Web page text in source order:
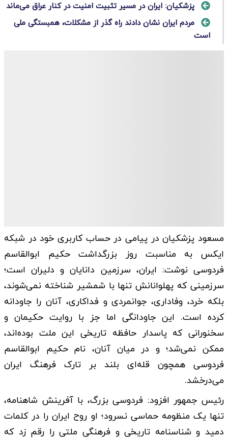
پزشکیان: ایران در مسیر تثبیت امنیت در کنار عراق می‌ماند
مردم ایران نشان دادند راه گذر از مشکلات، همبستگی ملی
است
مسعود پزشکیان در پیامی در حساب کاربری خود در شبکه
ایکس به مناسبت روز بزرگداشت حکیم ابوالقاسم
فردوسی نوشت: ایران، سرزمین دانایان و دلیران است؛
سرزمینی که پهلوانانش تنها با شمشیر شناخته نمی‌شوند،
بلکه خرد، وفاداری، جوانمردی و فداکاری، آنان را جاودانه
کرده است. این جاودانگی اما جز با روایت حکیمان و
سخنورانی که پاسدار حافظه تاریخی این ملت بوده‌اند،
ممکن نمی‌شد؛ و در میان آنان، نام حکیم ابوالقاسم
فردوسی همچون قله‌ای بلند بر تارک فرهنگ ایران
می‌درخشد.
رئیس جمهور افزود: فردوسی بزرگ، با آفرینش شاهنامه،
تنها یک منظومه حماسی نسرود؛ او روح ایران را در کلمات
دمید و شناسنامه تاریخی و فرهنگی ملتی را رقم زد که